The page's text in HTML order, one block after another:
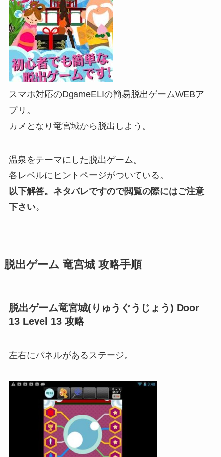
スマホ対応のDgameELIの簡易脱出ゲームWEBア
プリ。
カメとなり竜宮城から脱出しよう。
温泉をテーマにした脱出ゲーム。
各レベルにヒントページがついている。
以下解答。ネタバレですので閲覧の際にはご注意
下さい。
脱出ゲーム 竜宮城 攻略手順
脱出ゲーム竜宮城(りゅうぐうじょう) Door
13 Level 13 攻略
左右にパネルがあるステージ。